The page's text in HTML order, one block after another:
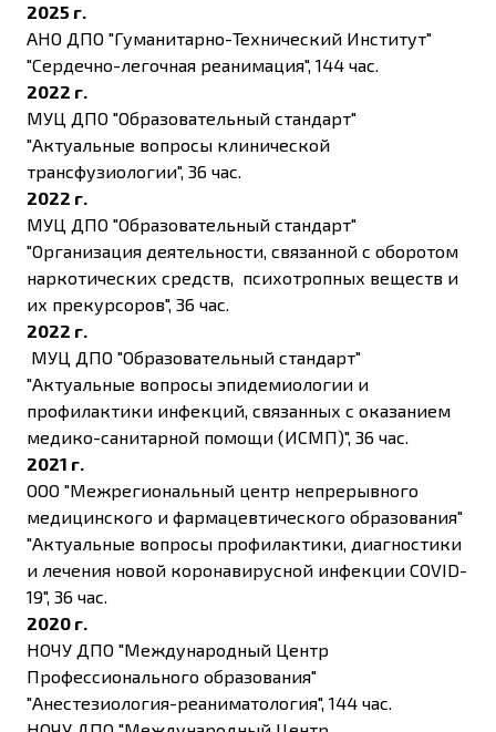
2025 г.
АНО ДПО "Гуманитарно-Технический Институт"
"Сердечно-легочная реанимация", 144 час.
2022 г.
МУЦ ДПО "Образовательный стандарт"
"Актуальные вопросы клинической
трансфузиологии", 36 час.
2022 г.
МУЦ ДПО "Образовательный стандарт"
"Организация деятельности, связанной с оборотом
наркотических средств, психотропных веществ и
их прекурсоров", 36 час.
2022 г.
МУЦ ДПО "Образовательный стандарт"
"Актуальные вопросы эпидемиологии и
профилактики инфекций, связанных с оказанием
медико-санитарной помощи (ИСМП)", 36 час.
2021 г.
ООО "Межрегиональный центр непрерывного
медицинского и фармацевтического образования"
"Актуальные вопросы профилактики, диагностики
и лечения новой коронавирусной инфекции COVID-
19", 36 час.
2020 г.
НОЧУ ДПО "Международный Центр
Профессионального образования"
"Анестезиология-реаниматология", 144 час.